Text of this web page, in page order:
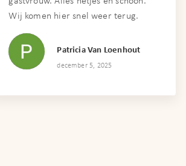
Wij komen hier snel weer terug.
Patricia Van Loenhout
december 5, 2025